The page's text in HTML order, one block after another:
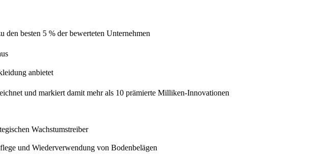
besten 5 % der bewerteten Unternehmen
anbietet
und markiert damit mehr als 10 prämierte Milliken-Innovationen
Wachstumstreiber
und Wiederverwendung von Bodenbelägen